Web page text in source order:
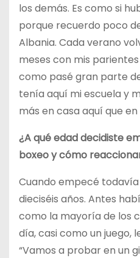
los demás. Es como si
porque recuerdo poco
Albania. Cada verano
meses con mis
como pasé gran parte
tenía aquí mi escuela y
más en casa aquí que en
¿A qué edad decidiste
boxeo y cómo
Cuando empecé
dieciséis años. Antes
como la mayoría de los
día, casi como un juego,
“Vamos a probar en un